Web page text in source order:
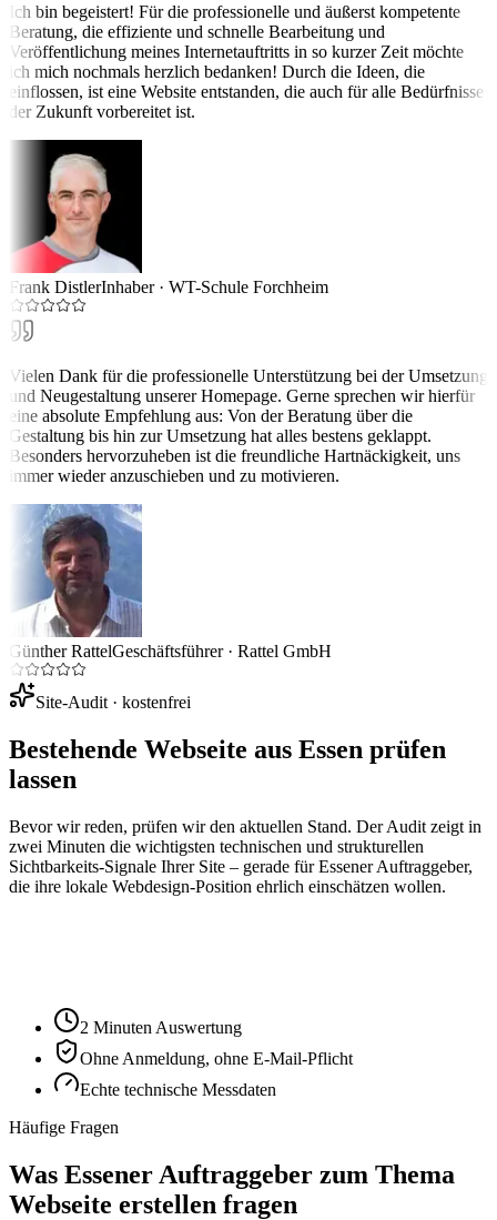
Ich bin begeistert! Für die professionelle und äußerst kompetente
Beratung, die effiziente und schnelle Bearbeitung und
Veröffentlichung meines Internetauftritts in so kurzer Zeit möchte
ich mich nochmals herzlich bedanken! Durch die Ideen, die
einflossen, ist eine Website entstanden, die auch für alle Bedürfnisse
der Zukunft vorbereitet ist.
Frank DistlerInhaber· WT-Schule Forchheim
Vielen Dank für die professionelle Unterstützung bei der Umsetzung
und Neugestaltung unserer Homepage. Gerne sprechen wir hierfür
eine absolute Empfehlung aus: Von der Beratung über die
Gestaltung bis hin zur Umsetzung hat alles bestens geklappt.
Besonders hervorzuheben ist die freundliche Hartnäckigkeit, uns
immer wieder anzuschieben und zu motivieren.
Günther RattelGeschäftsführer· Rattel GmbH
Site-Audit · kostenfrei
Bestehende Webseite aus Essen prüfen
lassen
Bevor wir reden, prüfen wir den aktuellen Stand. Der Audit zeigt in
zwei Minuten die wichtigsten technischen und strukturellen
Sichtbarkeits-Signale Ihrer Site – gerade für Essener Auftraggeber,
die ihre lokale Webdesign-Position ehrlich einschätzen wollen.
2 Minuten Auswertung
Ohne Anmeldung, ohne E-Mail-Pflicht
Echte technische Messdaten
Häufige Fragen
Was Essener Auftraggeber zum Thema
Webseite erstellen fragen